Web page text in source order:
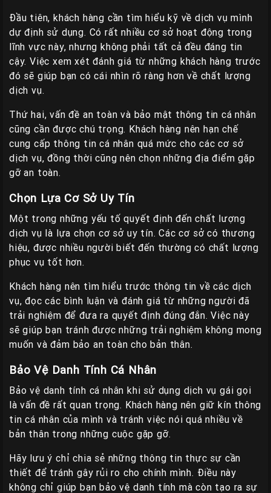
Đầu tiên, khách hàng cần tìm hiểu kỹ về dịch vụ mình
dự định sử dụng. Có rất nhiều cơ sở hoạt động trong
lĩnh vực này, nhưng không phải tất cả đều đáng tin
cậy. Việc xem xét đánh giá từ những khách hàng trước
đó sẽ giúp bạn có cái nhìn rõ ràng hơn về chất lượng
dịch vụ.
Thứ hai, vấn đề an toàn và bảo mật thông tin cá nhân
cũng cần được chú trọng. Khách hàng nên hạn chế
cung cấp thông tin cá nhân quá mức cho các cơ sở
dịch vụ, đồng thời cũng nên chọn những địa điểm gặp
gỡ an toàn.
Chọn Lựa Cơ Sở Uy Tín
Một trong những yếu tố quyết định đến chất lượng
dịch vụ là lựa chọn cơ sở uy tín. Các cơ sở có thương
hiệu, được nhiều người biết đến thường có chất lượng
phục vụ tốt hơn.
Khách hàng nên tìm hiểu trước thông tin về các dịch
vụ, đọc các bình luận và đánh giá từ những người đã
trải nghiệm để đưa ra quyết định đúng đắn. Việc này
sẽ giúp bạn tránh được những trải nghiệm không mong
muốn và đảm bảo an toàn cho bản thân.
Bảo Vệ Danh Tính Cá Nhân
Bảo vệ danh tính cá nhân khi sử dụng dịch vụ gái gọi
là vấn đề rất quan trọng. Khách hàng nên giữ kín thông
tin cá nhân của mình và tránh việc nói quá nhiều về
bản thân trong những cuộc gặp gỡ.
Hãy lưu ý chỉ chia sẻ những thông tin thực sự cần
thiết để tránh gây rủi ro cho chính mình. Điều này
không chỉ giúp bạn bảo vệ danh tính mà còn tạo ra sự